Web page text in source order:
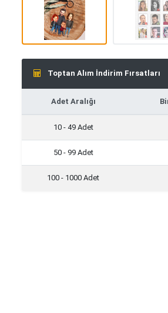
Toptan Alım İndirim Fırsatları
Adet Aralığı
10 - 49 Adet
50 - 99 Adet
100 - 1000 Adet